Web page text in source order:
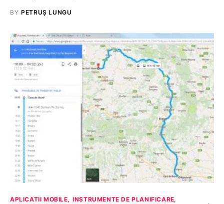
BY PETRUȘ LUNGU
APLICATII MOBILE
INSTRUMENTE DE PLANIFICARE